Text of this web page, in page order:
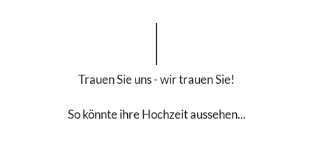
Trauen Sie uns - wir trauen Sie!
So könnte ihre Hochzeit aussehen...